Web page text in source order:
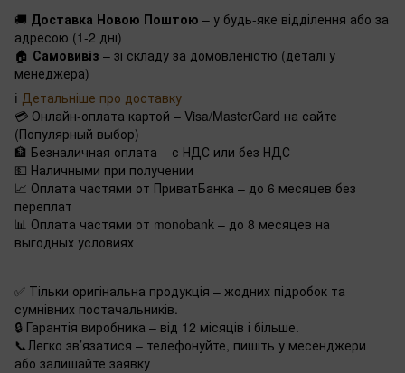
🚚 Доставка Новою Поштою – у будь-яке відділення або за
адресою (1-2 дні)
🏠 Самовивіз – зі складу за домовленістю (деталі у
менеджера)
ℹ️ Детальніше про доставку
💳 Онлайн-оплата картой – Visa/MasterCard на сайте
(Популярный выбор)
🏦 Безналичная оплата – с НДС или без НДС
💵 Наличными при получении
📈 Оплата частями от ПриватБанка – до 6 месяцев без
переплат
📊 Оплата частями от monobank – до 8 месяцев на
выгодных условиях
✅ Тільки оригінальна продукція – жодних підробок та
сумнівних постачальників.
🔒 Гарантія виробника – від 12 місяців і більше.
📞Легко зв’язатися – телефонуйте, пишіть у месенджери
або залишайте заявку